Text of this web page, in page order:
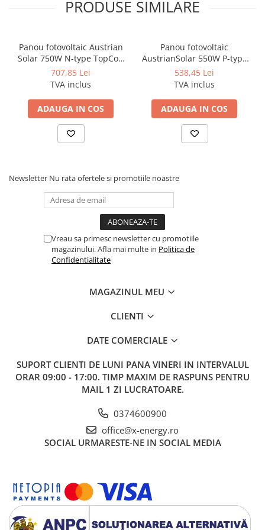
Putere nominală de ieșire
Putere maximă de ieșire
Frecvența nominală a rețelei
Tensiunea nominală a rețelei
THDi (Distorție totală a armonicilor la intrare)
Eficiență
Eficiență maximă
97.5%
Eficiență MPPT (urmarirea punctului maxim de
Protecție împotriva polarității inverse DC
Protecție anti-islanding
Da
PRODUSE SIMILARE
Panou fotovoltaic Austrian
Solar 750W N-type TopCon
Halfcut
707,85 Lei
TVA inclus
ADAUGA IN COS
Panou fotovoltaic
AustrianSolar 550W P-type
HalfCut Monocristalin
538,45 Lei
TVA inclus
ADAUGA IN COS
Newsletter Nu rata ofertele si promotiile noastre
Vreau sa primesc newsletter cu promotiile
magazinului. Afla mai multe in Politica de
Confidentialitate
MAGAZINUL MEU
CLIENTI
DATE COMERCIALE
SUPORT CLIENTI DE LUNI PANA VINERI IN INTERVALUL
ORAR 09:00 - 17:00. TIMP MAXIM DE RASPUNS PENTRU
MAIL 1 ZI LUCRATOARE.
0374600900
office@x-energy.ro
SOCIAL URMARESTE-NE IN SOCIAL MEDIA